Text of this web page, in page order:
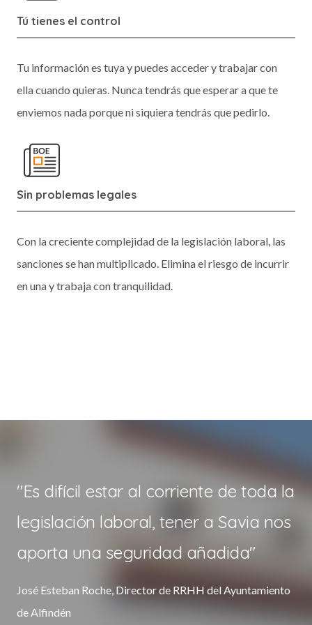
Tú tienes el control
Tu información es tuya y puedes acceder y trabajar con
ella cuando quieras. Nunca tendrás que esperar a que te
enviemos nada porque ni siquiera tendrás que pedirlo.
Sin problemas legales
Con la creciente complejidad de la legislación laboral, las
sanciones se han multiplicado. Elimina el riesgo de incurrir
en una y trabaja con tranquilidad.
"Es difícil estar al corriente de toda la
legislación laboral, tener a Savia nos
aporta una seguridad añadida"
José Esteban Roche, Director de RRHH del Ayuntamiento
de Alfindén